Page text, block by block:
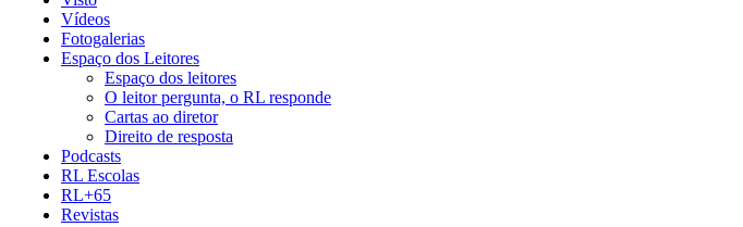
Vídeos
Fotogalerias
Espaço dos Leitores
Espaço dos leitores
O leitor pergunta, o RL responde
Cartas ao diretor
Direito de resposta
Podcasts
RL Escolas
RL+65
Revistas